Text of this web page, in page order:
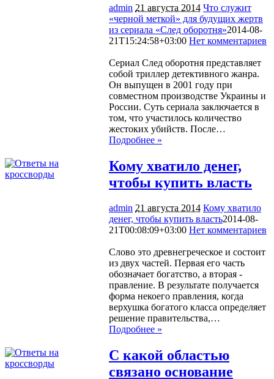
admin 21 августа 2014 Что служит
«черной меткой» для будущих жертв
из сериала «След оборотня»2014-08-
21T15:24:58+03:00 Нет комментариев
Сериал След оборотня представляет
собой триллер детективного жанра.
Он выпущен в 2001 году при
совместном производстве Украины и
России. Суть сериала заключается в
том, что участилось количество
жестоких убийств. После…
Подробнее »
Кому хватило денег,
чтобы купить власть
admin 21 августа 2014 Кому хватило
денег, чтобы купить власть2014-08-
21T00:08:09+03:00 Нет комментариев
Слово это древнегреческое и состоит
из двух частей. Первая его часть
обозначает богатство, а вторая -
правление. В результате получается
форма некоего правления, когда
верхушка богатого класса определяет
решение правительства,…
Подробнее »
С какой областью
связано основание